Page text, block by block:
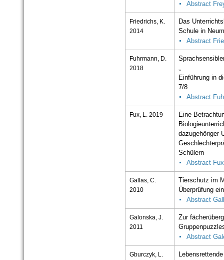
Abstract
Friedrichs, K.
2014
Das
Schule in
Abstract
Fuhrmann, D.
2018
„
Einführung in
7/8
Abstract
Fux, L. 2019
Eine
dazugehöriger
Schülern
Abstract Fux
Gallas, C.
2010
Tierschutz im
Überprüfung
Abstract
Galonska, J.
2011
Zur
Abstract
Gburczyk, L.